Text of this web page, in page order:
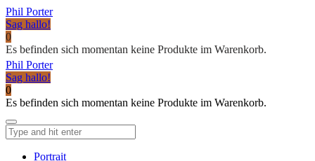
Phil Porter
Sag hallo!
0
Es befinden sich momentan keine Produkte im Warenkorb.
Phil Porter
Sag hallo!
0
Es befinden sich momentan keine Produkte im Warenkorb.
Portrait